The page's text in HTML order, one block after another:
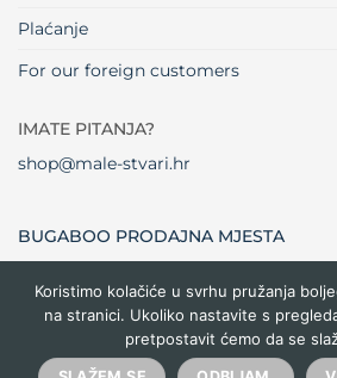
Plaćanje
For our foreign customers
IMATE PITANJA?
shop@male-stvari.hr
BUGABOO PRODAJNA MJESTA
Visa MasterCardMaestro
Club
Koristimo kolačiće u svrhu pružanja
na stranici. Ukoliko nastavite s
pretpostavit ćemo da se